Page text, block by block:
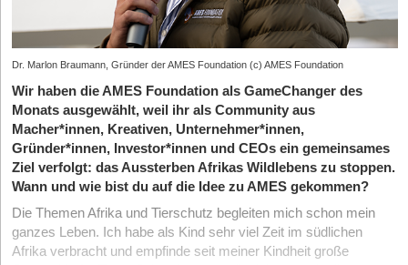
Dr. Marlon Braumann, Gründer der AMES Foundation (c) AMES Foundation
Wir haben die AMES Foundation als GameChanger des
Monats ausgewählt, weil ihr als Community aus
Macher*innen, Kreativen, Unternehmer*innen,
Gründer*innen, Investor*innen und CEOs ein gemeinsames
Ziel verfolgt: das Aussterben Afrikas Wildlebens zu stoppen.
Wann und wie bist du auf die Idee zu AMES gekommen?
Die Themen Afrika und Tierschutz begleiten mich schon mein
ganzes Leben. Ich habe als Kind sehr viel Zeit im südlichen
Afrika verbracht und empfinde seit meiner Kindheit große